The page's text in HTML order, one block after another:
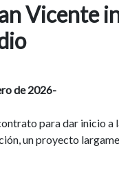
Vicente
de 2026-
para dar inicio
un proyecto